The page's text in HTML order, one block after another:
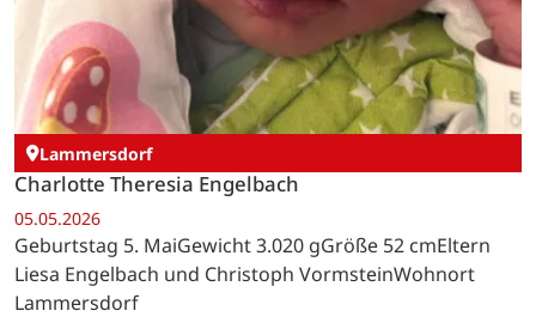
Lammersdorf
Charlotte Theresia Engelbach
05.05.2026
Geburtstag 5. MaiGewicht 3.020 gGröße 52 cmEltern
Liesa Engelbach und Christoph VormsteinWohnort
Lammersdorf